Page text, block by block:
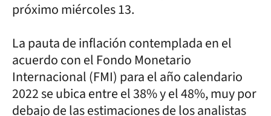
próximo miércoles 13.
La pauta de inflación contemplada en el
acuerdo con el Fondo Monetario
Internacional (FMI) para el año calendario
2022 se ubica entre el 38% y el 48%, muy por
debajo de las estimaciones de los analistas